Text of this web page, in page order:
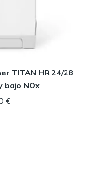
TITAN HR 24/28 –
bajo NOx
€